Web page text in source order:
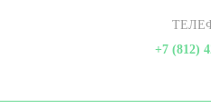
+7 (812)